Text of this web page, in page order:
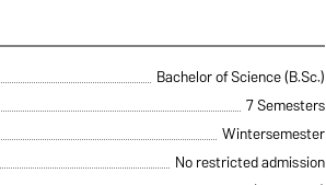
Bachelor of Science (B.Sc.)
7 Semesters
Wintersemester
No restricted admission